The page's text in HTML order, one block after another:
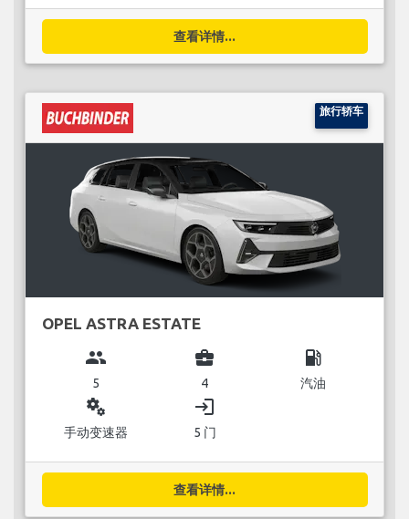
查看详情...
旅行轿车
OPEL ASTRA ESTATE
group
5
business_center
4
local_gas_station
汽油
miscellaneous_services
手动变速器
login
5 门
查看详情...